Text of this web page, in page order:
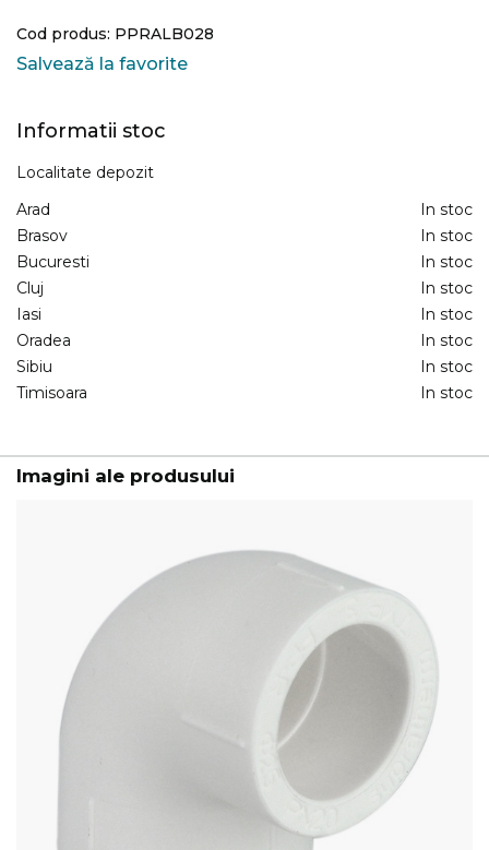
Cod produs: PPRALB028
Salvează la favorite
Informatii stoc
Localitate depozit
Arad
In stoc
Brasov
In stoc
Bucuresti
In stoc
Cluj
In stoc
Iasi
In stoc
Oradea
In stoc
Sibiu
In stoc
Timisoara
In stoc
Imagini ale produsului